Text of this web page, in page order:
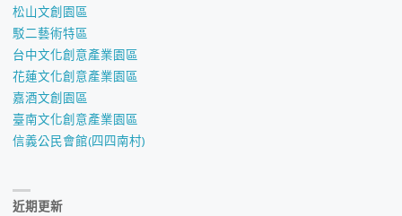
松山文創園區
駁二藝術特區
台中文化創意產業園區
花蓮文化創意產業園區
嘉酒文創園區
臺南文化創意產業園區
信義公民會館(四四南村)
近期更新